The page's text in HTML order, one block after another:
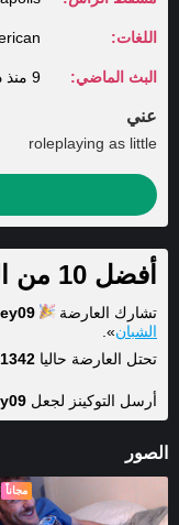
اللغات:
البث الماضي: 9 منذ دقائق
عني
roleplaying as little
أفضل 10 من الشبان
تشارك العارضة
الشبان».
تحتل العارضة حاليا 1342 المركز
أرسل التوكينز لجعل
الصور
مجاناً